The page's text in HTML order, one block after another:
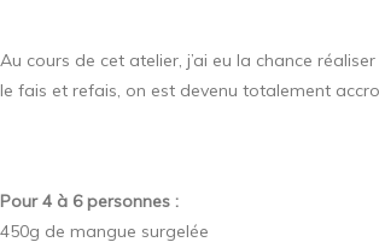
Au cours de cet atelier, j’ai eu la chance
le fais et refais, on est devenu totalement
Pour 4 à 6 personnes :
450g de mangue surgelée